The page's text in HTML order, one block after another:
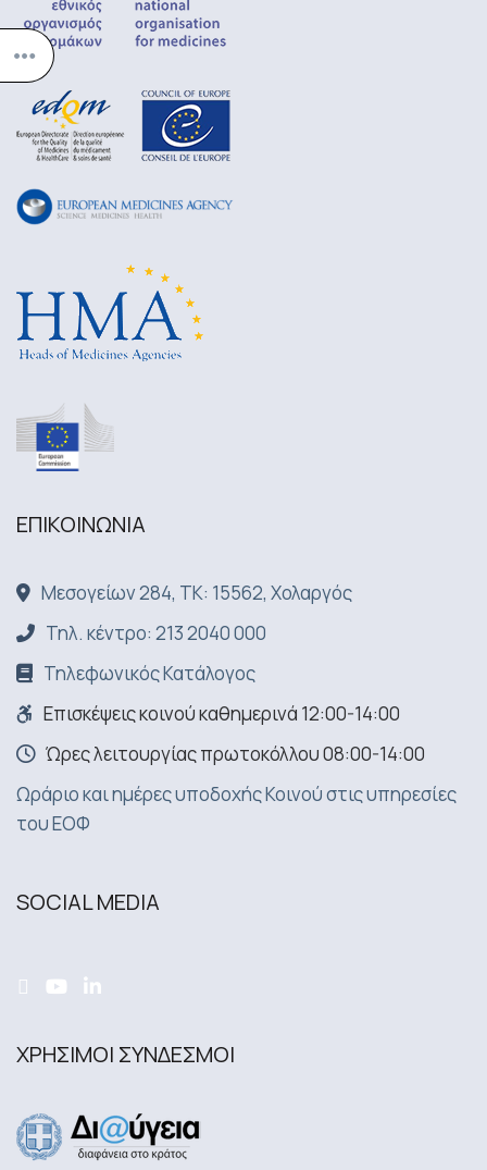
ΕΠΙΚΟΙΝΩΝΙA
Μεσογείων 284, ΤΚ: 15562, Χολαργός
Τηλ. κέντρο: 213 2040 000
Τηλεφωνικός Κατάλογος
Επισκέψεις κοινού καθημερινά 12:00-14:00
Ώρες λειτουργίας πρωτοκόλλου 08:00-14:00
Ωράριο και ημέρες υποδοχής Κοινού στις υπηρεσίες
του ΕΟΦ
SOCIAL MEDIA
ΧΡΗΣΙΜΟΙ ΣΥΝΔΕΣΜΟΙ